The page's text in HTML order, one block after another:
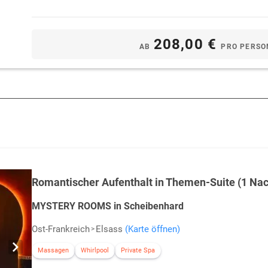
AB 208,00 €PRO
Romantischer Aufenthalt in Themen-Suite (1
MYSTERY ROOMS in Scheibenhard
Ost-Frankreich Elsass (Karte öffnen)
Massagen Whirlpool Private Spa